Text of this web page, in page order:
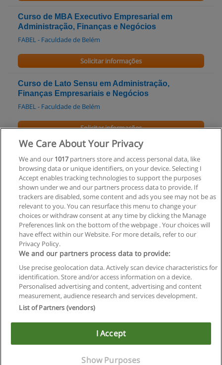
Curso de MBA Executivo Empresarial em
Administração, Finanças e Negócios
FABEL - Faculdade de Belém
Solicitar informações
Curso de Lato Sensu em Administração,
Finanças Empresariais e Negócios
FABEL - Faculdade de Belém
Solicitar informações
Curso de MBA Profissional em Gestão
Administrativa e Marketing
FABEL - Faculdade de Belém
Solicitar informações
Regras de uso
Privacidade de dados
Entrar em contato com Educaedu
Copyright © Educaedu Business S.L. - CIF : B-95610580: -
We Care About Your Privacy
We and our 1017partners store and access personal data, like
browsing data or unique identifiers, on your device. Selecting I
Accept enables tracking technologies to support the purposes
shown under we and our partners process data to provide. If
trackers are disabled, some content and ads you see may not be as
relevant to you. You can resurface this menu to change your
choices or withdraw consent at any time by clicking the Manage
Preferences link on the bottom of the webpage . Your choices will
have effect within our Website. For more details, refer to our
Privacy Policy.
We and our partners process data to provide:
Use precise geolocation data. Actively scan device characteristics for
identification. Store and/or access information on a device.
Personalised advertising and content, advertising and content
measurement, audience research and services development.
List of Partners (vendors)
I Accept
Show Purposes